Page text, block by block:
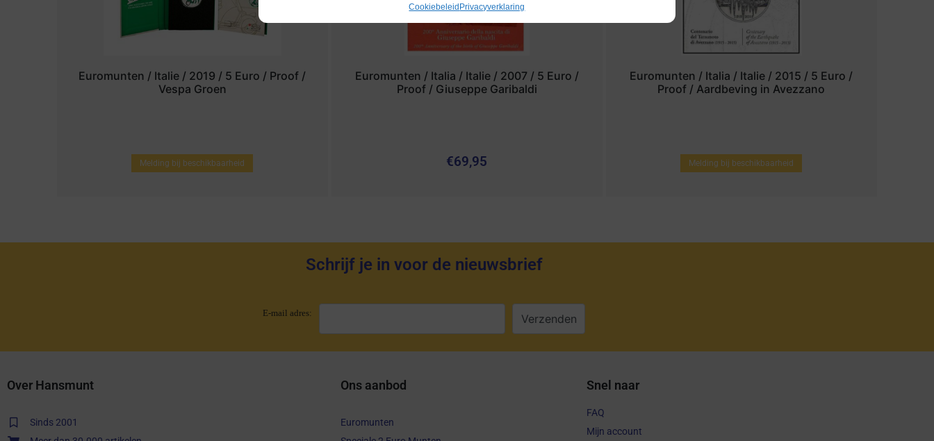
CookiebeleidPrivacyverklaring
Euromunten / Italie / 2019 / 5 Euro / Proof /
Vespa Groen
Melding bij beschikbaarheid
Euromunten / Italia / Italie / 2007 / 5 Euro /
Proof / Giuseppe Garibaldi
€69,95
Euromunten / Italia / Italie / 2015 / 5 Euro /
Proof / Aardbeving in Avezzano
Melding bij beschikbaarheid
Schrijf je in voor de nieuwsbrief
E-mail adres:
Over Hansmunt
Sinds 2001
Ons aanbod
Euromunten
Snel naar
FAQ
Mijn account